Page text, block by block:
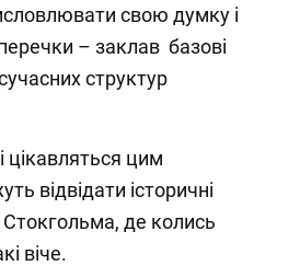
свою думку і
– заклав базові
структур
цікавляться цим
відвідати історичні
де колись
віче.